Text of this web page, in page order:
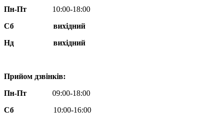
Пн-Пт
10:00-18:00
Сб
вихідний
Нд
вихідний
Прийом дзвінків:
Пн-Пт
09:00-18:00
Сб
10:00-16:00